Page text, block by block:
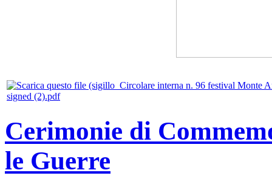
signed (2).pdf
Cerimonie di
le Guerre